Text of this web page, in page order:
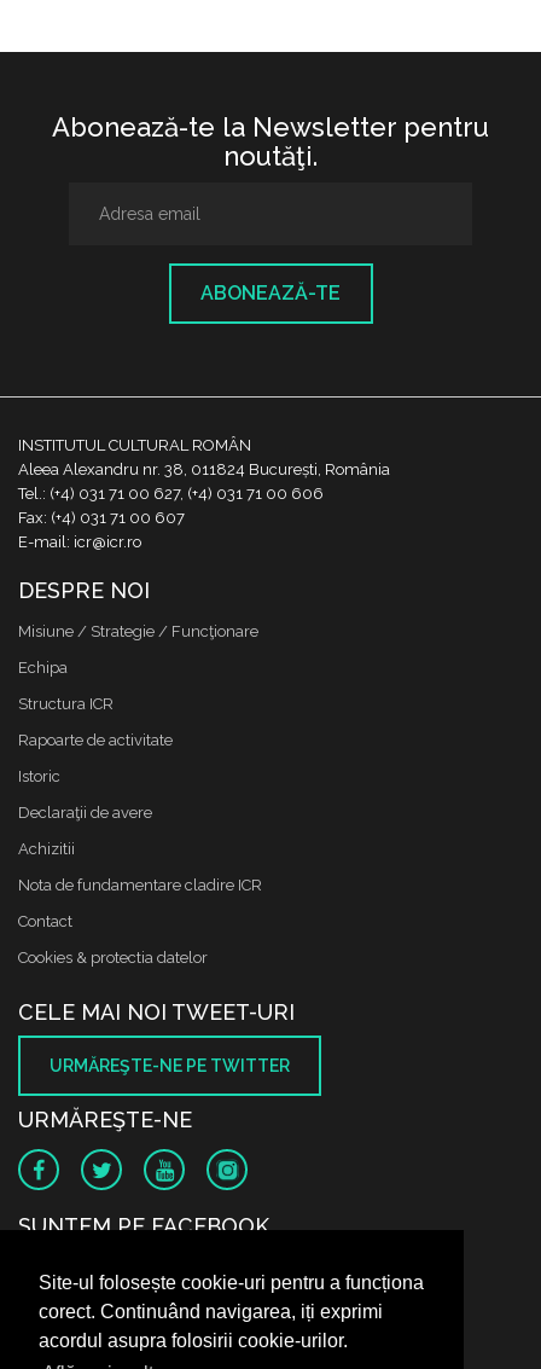
Site-ul folosește cookie-uri pentru a funcționa
corect. Continuând navigarea, iți exprimi
acordul asupra folosirii cookie-urilor.
Abonează-te la Newsletter pentru
noutăţi.
ABONEAZĂ-TE
INSTITUTUL CULTURAL ROMÂN
Aleea Alexandru nr. 38, 011824 București, România
Tel.: (+4) 031 71 00 627, (+4) 031 71 00 606
Fax: (+4) 031 71 00 607
E-mail: icr@icr.ro
DESPRE NOI
Misiune / Strategie / Funcţionare
Echipa
Structura ICR
Rapoarte de activitate
Istoric
Declaraţii de avere
Achizitii
Nota de fundamentare cladire ICR
Contact
Cookies & protectia datelor
CELE MAI NOI TWEET-URI
URMĂREŞTE-NE PE TWITTER
URMĂREŞTE-NE
SUNTEM PE FACEBOOK